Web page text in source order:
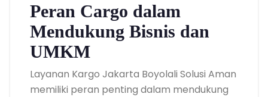
Peran Cargo dalam
Mendukung Bisnis dan
UMKM
Layanan Kargo Jakarta Boyolali Solusi Aman
memiliki peran penting dalam mendukung